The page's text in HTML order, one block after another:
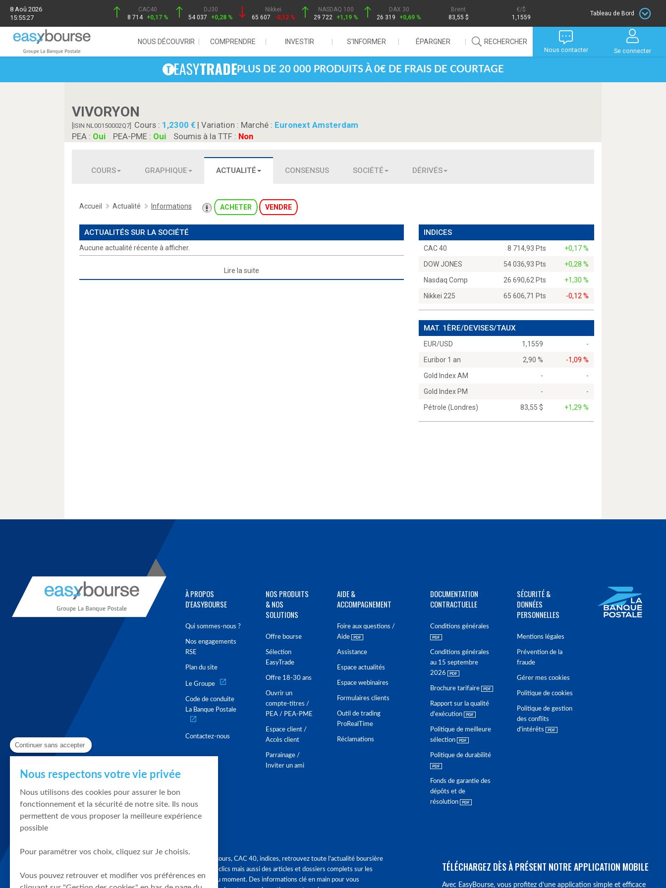
8 Aoû 2026
15:55:27
CAC40
8 714 +0,17 %
DJ30
54 037
+0,28 %
Nikkei
65 607
-0,12 %
NASDAQ 100
29 722
+1,19 %
DAX 30
26 319
+0,69 %
Brent
83,55 $
/$
1,1559
Tableau de Bord
NOUS DÉCOUVRIR COMPRENDRE INVESTIR S'INFORMER ÉPARGNER RECHERCHER
Nous contacter Se connecter
PLUS DE 20 000 PRODUITS À 0€ DE FRAIS DE COURTAGE
VIVORYON
[ISIN NL00150002Q7] Cours : 1,2300 | Variation : Marché : Euronext Amsterdam
PEA : Oui PEA-PME : Oui Soumis à la TTF : Non
COURS GRAPHIQUE ACTUALITÉ CONSENSUS SOCIÉTÉ DÉRIVÉS
Accueil Actualité Informations ACHETER VENDRE
ACTUALITÉS SUR LA SOCIÉTÉ
Aucune actualité récente à afficher.
Lire la suite
INDICES
CAC 40 8 714,93 Pts
+0,17 %
DOW JONES
54 036,93 Pts
+0,28 %
Nasdaq Comp
26 690,62 Pts
+1,30 %
Nikkei 225
65 606,71 Pts -0,12 %
MAT. 1ÈRE/DEVISES/TAUX
EUR/USD 1,1559
-
Euribor 1 an
2,90 %
-1,09 %
Gold Index AM
-
-
Gold Index PM
-
-
Pétrole (Londres)
83,55 $ +1,29 %
À PROPOS
D'EASYBOURSE
Qui sommes-nous ?
Nos engagements
RSE
Plan du site
Le Groupe
Code de conduite
La Banque Postale
Contactez-nous
NOS PRODUITS
& NOS
SOLUTIONS
Offre bourse
Sélection
EasyTrade
Offre 18-30 ans
Ouvrir un
compte-titres /
PEA / PEA-PME
Espace client /
Accès client
Parrainage /
Inviter un ami
AIDE &
ACCOMPAGNEMENT
Foire aux questions /
Aide
Assistance
Espace actualités
Espace webinaires
Formulaires clients
Outil de trading
ProRealTime
Réclamations
DOCUMENTATION
CONTRACTUELLE
Conditions générales
Conditions générales
au 15 septembre
2026
Brochure tarifaire
Rapport sur la qualité
d'exécution
Politique de meilleure
sélection
Politique de durabilité
Fonds de garantie des
dépôts et de
résolution
SÉCURITÉ &
DONNÉES
PERSONNELLES
Mentions légales
Prévention de la
fraude
Gérer mes cookies
Politique de cookies
Politique de gestion
des conflits
d'intérêts
Graphique, cours, CAC 40, indices, retrouvez toute l'actualité boursière
en quelques clics mais aussi des articles et dossiers complets sur les
tendances du moment. Des informations clé en main pour vous
TÉLÉCHARGEZ DÈS À PRÉSENT NOTRE APPLICATION MOBILE
Avec EasyBourse, vous profitez d’une application simple et efficace
Continuer sans accepter
Nous respectons votre vie privée
Nous utilisons des cookies pour assurer le bon
fonctionnement et la sécurité de notre site. Ils nous
permettent de vous proposer la meilleure expérience
possible
Pour paramétrer vos choix, cliquez sur Je choisis.
Vous pouvez retrouver et modifier vos préférences en